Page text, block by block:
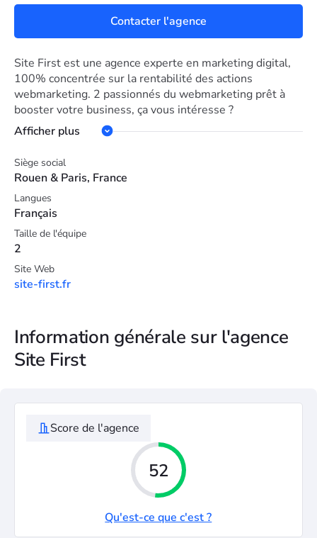
Contacter l'agence
Site First est une agence experte en marketing digital,
100% concentrée sur la rentabilité des actions
webmarketing. 2 passionnés du webmarketing prêt à
booster votre business, ça vous intéresse ?
Afficher plus
Siège social
Rouen & Paris, France
Langues
Français
Taille de l'équipe
2
Site Web
site-first.fr
Information générale sur l'agence
Site First
Score de l'agence
52
Qu'est-ce que c'est ?